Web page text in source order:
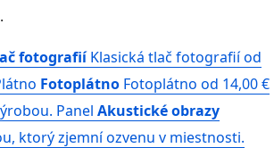
fotografií Klasická tlač fotografií od
Fotoplátno Fotoplátno od 14,00 €
Panel Akustické obrazy
ktorý zjemní ozvenu v miestnosti.